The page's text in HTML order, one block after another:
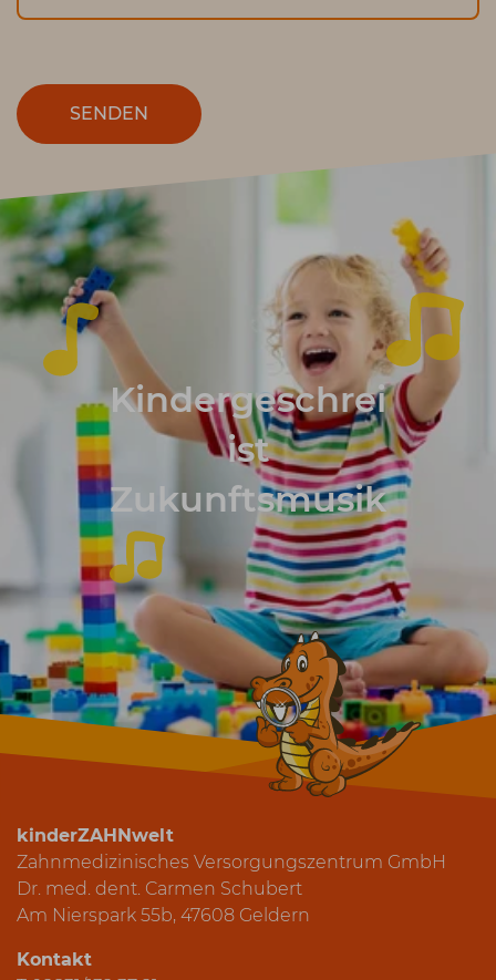
SENDEN
Kindergeschrei
ist
Zukunftsmusik
kinderZAHNwelt
Zahnmedizinisches Versorgungszentrum GmbH
Dr. med. dent. Carmen Schubert
Am Nierspark 55b, 47608 Geldern
Kontakt